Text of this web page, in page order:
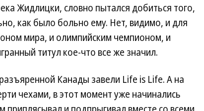
Жидлицки, словно пытался добиться того,
как было больно ему. Нет, видимо, и для
мира, и олимпийским чемпионом, и
титул кое-что все же значил.
Канады завели Life is Life. А на
чехами, в этот момент уже начинались